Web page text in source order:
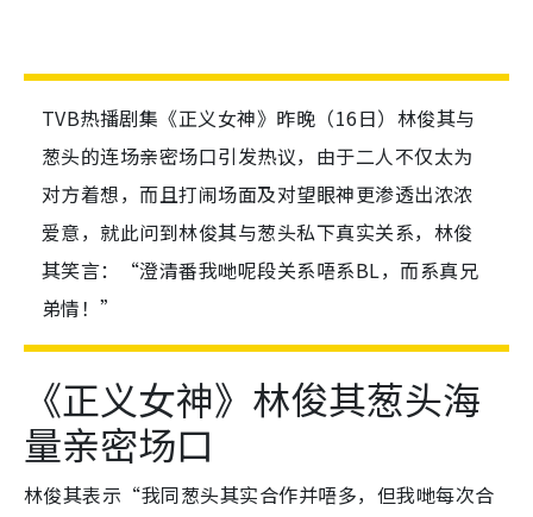
TVB热播剧集《正义女神》昨晚（16日）林俊其与
葱头的连场亲密场口引发热议，由于二人不仅太为
对方着想，而且打闹场面及对望眼神更渗透出浓浓
爱意，就此问到林俊其与葱头私下真实关系，林俊
其笑言：“澄清番我哋呢段关系唔系BL，而系真兄
弟情！”
《正义女神》林俊其葱头海
量亲密场口
林俊其表示“我同葱头其实合作并唔多，但我哋每次合